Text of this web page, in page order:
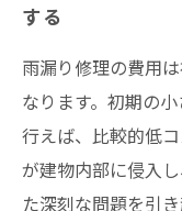
する
雨漏り修理の費用
なります。初期の
行えば、比較的低
が建物内部に侵入
た深刻な問題を引